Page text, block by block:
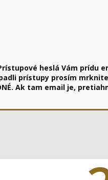
heslá Vám prídu
prístupy prosím mrknite
Ak tam email je,